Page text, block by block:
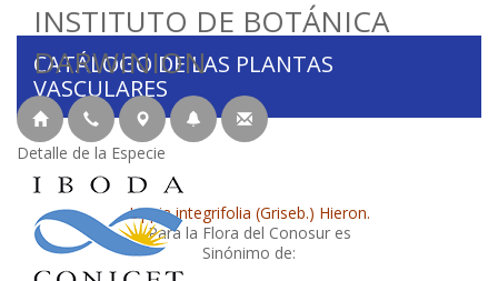
INSTITUTO DE BOTÁNICA
DARWINION
CATÁLOGO DE LAS PLANTAS
VASCULARES
Detalle de la Especie
Lippia integrifolia (Griseb.) Hieron.
Para la Flora del Conosur es
Sinónimo de: